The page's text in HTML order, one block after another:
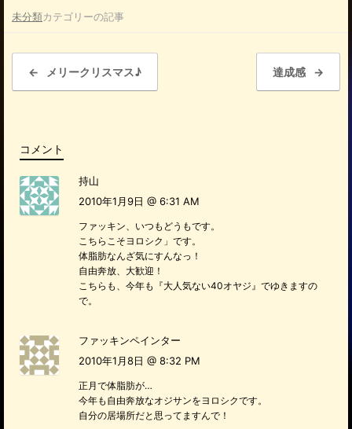
c
e
b
k
未分類カテゴリーの記事
投稿ナビゲーション
← メリークリスマス♪ 達成感 →
コメント
持山
2010年1月9日 @ 6:31 AM
ファッキン、いつもどうもです。
こちらこそヨロシク」です。
体脂肪なんざ気にすんなっ！
自由奔放、大歓迎！
こちらも、今年も『大人気ない40オヤジ』でゆきますの
で。
ファッキンペインター
2010年1月8日 @ 8:32 PM
正月で体脂肪が…
今年も自由奔放なオジサンをヨロシクです。
自分の居場所だと思ってますんで！